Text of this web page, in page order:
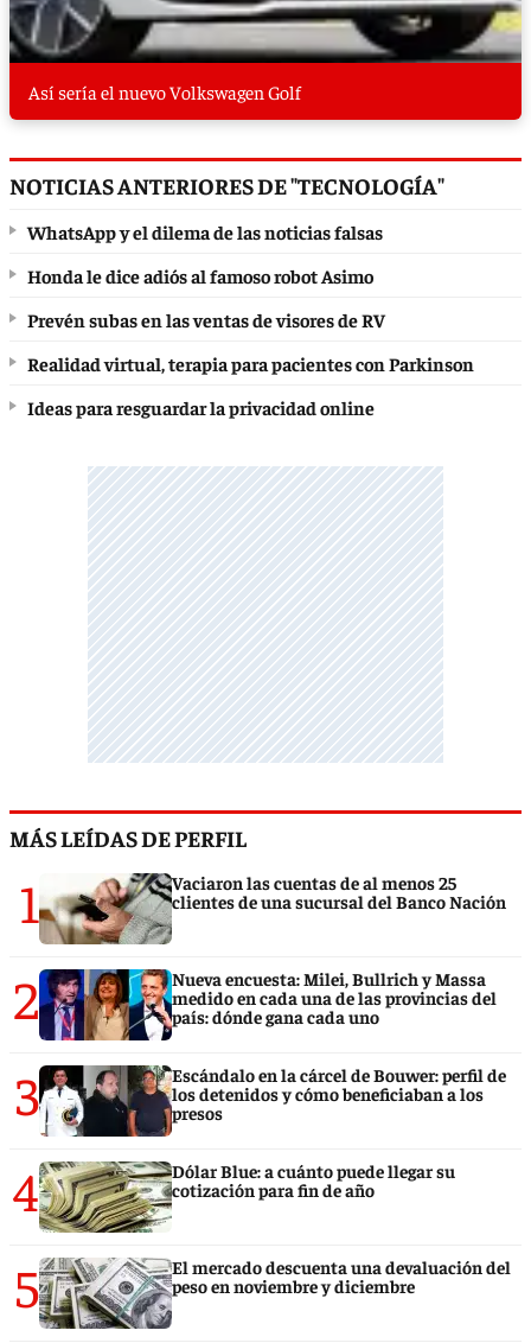
Así sería el nuevo Volkswagen Golf
NOTICIAS ANTERIORES DE "TECNOLOGÍA"
WhatsApp y el dilema de las noticias falsas
Honda le dice adiós al famoso robot Asimo
Prevén subas en las ventas de visores de RV
Realidad virtual, terapia para pacientes con Parkinson
Ideas para resguardar la privacidad online
MÁS LEÍDAS DE PERFIL
1
Vaciaron las cuentas de al menos 25
clientes de una sucursal del Banco Nación
2
Nueva encuesta: Milei, Bullrich y Massa
medido en cada una de las provincias del
país: dónde gana cada uno
3
Escándalo en la cárcel de Bouwer: perfil de
los detenidos y cómo beneficiaban a los
presos
4
Dólar Blue: a cuánto puede llegar su
cotización para fin de año
5
El mercado descuenta una devaluación del
peso en noviembre y diciembre